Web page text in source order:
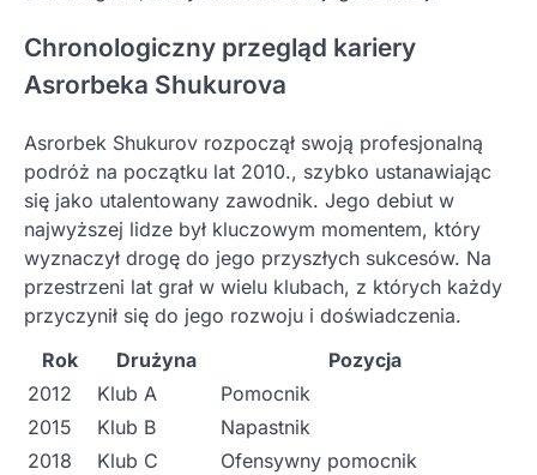
Chronologiczny przegląd kariery
Asrorbeka Shukurova
Asrorbek Shukurov rozpoczął swoją profesjonalną
podróż na początku lat 2010., szybko ustanawiając
się jako utalentowany zawodnik. Jego debiut w
najwyższej lidze był kluczowym momentem, który
wyznaczył drogę do jego przyszłych sukcesów. Na
przestrzeni lat grał w wielu klubach, z których każdy
przyczynił się do jego rozwoju i doświadczenia.
Rok
Drużyna
Pozycja
2012
Klub A
Pomocnik
2015
Klub B
Napastnik
2018
Klub C
Ofensywny pomocnik